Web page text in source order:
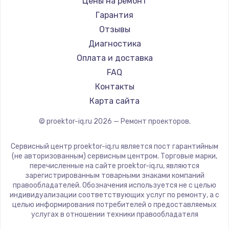
Заказать
Замена шим-контроллера
3900 руб.
Заказать
Настройка Wi-Fi
1040 руб.
Заказать
Ремонт петель крышки
1195 руб.
Заказать
Замена динамиков
Canon
JVC
Casio
Hiper
HITACHI
Panasonic
Hisense
Гарантия
Отзывы
Диагностика
Оплата и доставка
FAQ
Контакты
Карта сайта
© proektor-iq.ru 2026 — Ремонт проекторов.
Сервисный центр proektor-iq.ru является пост гарантийным
(не авторизованным) сервисным центром. Торговые марки,
перечисленные на сайте proektor-iq.ru, являются
зарегистрированным товарными знаками компаний
правообладателей. Обозначения используется не с целью
индивидуализации соответствующих услуг по ремонту, а с
целью информирования потребителей о предоставляемых
услугах в отношении техники правообладателя